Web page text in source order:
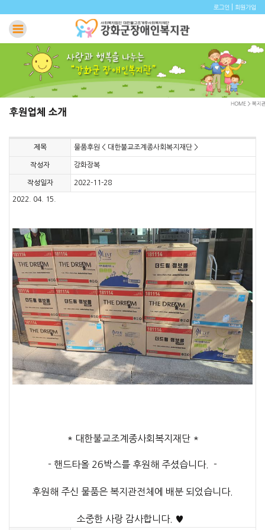
로그인 회원가입
제목 물품후원 < 대한불교조계종사회복지재단 >
작성자 강화장복
작성일자 2022-11-28
2022. 04. 15.
* 대한불교조계종사회복지재단 *
- 핸드타올 26박스를 후원해 주셨습니다. -
후원해 주신 물품은 복지관전체에 배분 되었습니다.
소중한 사랑 감사합니다. ♥